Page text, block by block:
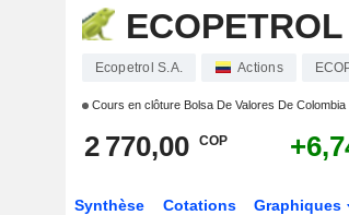
Ecopetrol S.A. Actions
Cours en clôture Bolsa De Valores De Colombia
2 770,00 COP
Synthèse Cotations Graphiques